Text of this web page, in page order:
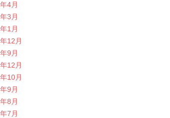
4月
3月
1月
12月
9月
12月
10月
9月
8月
7月